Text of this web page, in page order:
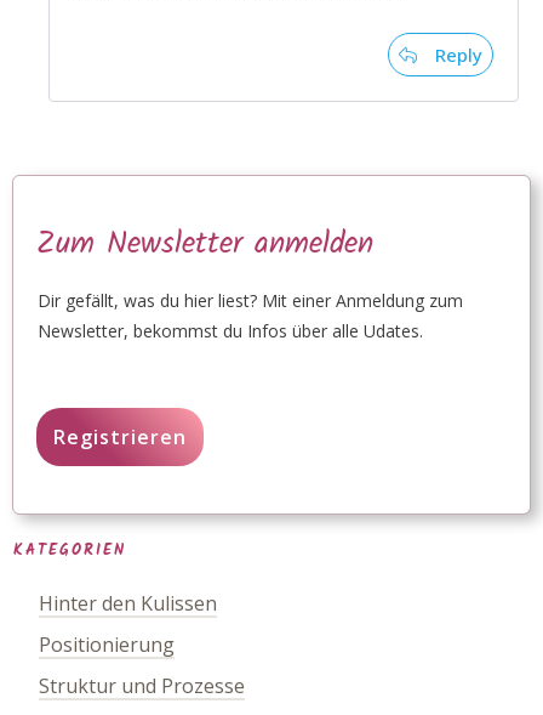
Reply
Zum Newsletter anmelden
Dir gefällt, was du hier liest? Mit einer Anmeldung zum
Newsletter, bekommst du Infos über alle Udates.
Registrieren
KATEGORIEN
Hinter den Kulissen
Positionierung
Struktur und Prozesse